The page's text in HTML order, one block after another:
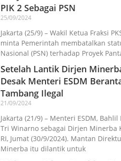
PIK 2 Sebagai PSN
25/09/2024
Jakarta (25/9) – Wakil Ketua Fraksi
minta Pemerintah membatalkan
Nasional (PSN) terhadap Proyek
Setelah Lantik Dirjen
Desak Menteri ESDM
Tambang Ilegal
21/09/2024
Jakarta (21/9) – Menteri ESDM,
Tri Winarno sebagai Dirjen Minerba
RI, Jumat (30/9/2024). Mantan
Minerba itu dilantik untuk